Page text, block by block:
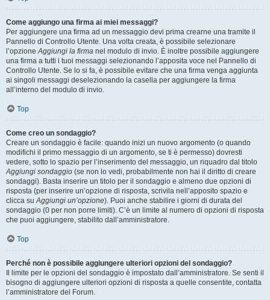
Come aggiungo una firma ai miei messaggi?
Per aggiungere una firma ad un messaggio devi prima crearne una tramite il
Pannello di Controllo Utente. Una volta creata, è possibile selezionare
l’opzioneAggiungi la firma nel modulo di invio. È inoltre possibile aggiungere
una firma a tutti i tuoi messaggi selezionando l’apposita voce nel Pannello di
Controllo Utente. Se lo si fa, è possibile evitare che una firma venga aggiunta
ai singoli messaggi deselezionando la casella per aggiungere la firma
all’interno del modulo di invio.
Top
Come creo un sondaggio?
Creare un sondaggio è facile: quando inizi un nuovo argomento (o quando
modifichi il primo messaggio di un argomento, se ti è permesso) dovresti
vedere, sotto lo spazio per l’inserimento del messaggio, un riquadro dal titolo
Aggiungi sondaggio (se non lo vedi, probabilmente non hai il diritto di creare
sondaggi). Basta inserire un titolo per il sondaggio e almeno due opzioni di
risposta (per inserire un’opzione di risposta, scrivila nell’apposito spazio e
clicca suAggiungi un’opzione). Puoi anche stabilire i giorni di durata del
sondaggio (0 per non porre limiti). C’è un limite al numero di opzioni di risposta
che puoi aggiungere, stabilito dall’amministratore.
Top
Perché non è possibile aggiungere ulteriori opzioni del sondaggio?
Il limite per le opzioni del sondaggio è impostato dall’amministratore. Se senti il
bisogno di aggiungere ulteriori opzioni di risposta a quelle consentite, contatta
l’amministratore del Forum.